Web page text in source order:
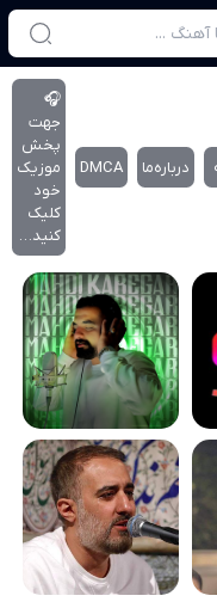
درباره‌‌ما DMCA
🎧
جهت
پخش
موزیک
خود
کلیک
کنید…